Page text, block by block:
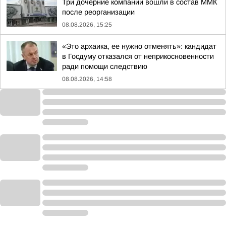
Три дочерние компании вошли в состав ММК
после реорганизации
08.08.2026, 15:25
«Это архаика, ее нужно отменять»: кандидат
в Госдуму отказался от неприкосновенности
ради помощи следствию
08.08.2026, 14:58